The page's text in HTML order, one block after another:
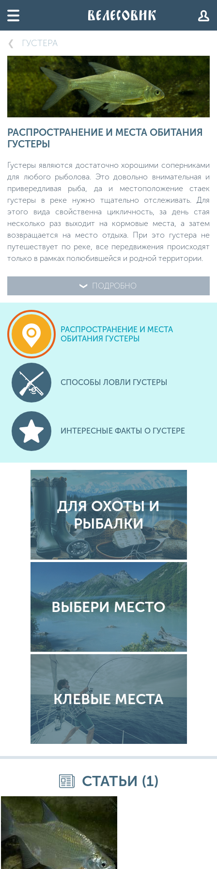
ГУСТЕРА
РАСПРОСТРАНЕНИЕ И МЕСТА ОБИТАНИЯ
ГУСТЕРЫ
Густеры являются достаточно хорошими соперниками
для любого рыболова. Это довольно внимательная и
привередливая рыба, да и местоположение стаек
густеры в реке нужно тщательно отслеживать. Для
этого вида свойственна цикличность, за день стая
несколько раз выходит на кормовые места, а затем
возвращается на место отдыха. При это густера не
путешествует по реке, все передвижения происходят
только в рамках полюбившейся и родной территории.
ПОДРОБНО
РАСПРОСТРАНЕНИЕ И МЕСТА
ОБИТАНИЯ ГУСТЕРЫ
СПОСОБЫ ЛОВЛИ ГУСТЕРЫ
ИНТЕРЕСНЫЕ ФАКТЫ О ГУСТЕРЕ
ДЛЯ ОХОТЫ И
РЫБАЛКИ
ВЫБЕРИ МЕСТО
КЛЕВЫЕ МЕСТА
СТАТЬИ (1)